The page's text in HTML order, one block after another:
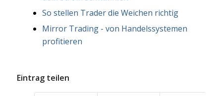
So stellen Trader die Weichen richtig
Mirror Trading - von Handelssystemen
profitieren
Eintrag teilen